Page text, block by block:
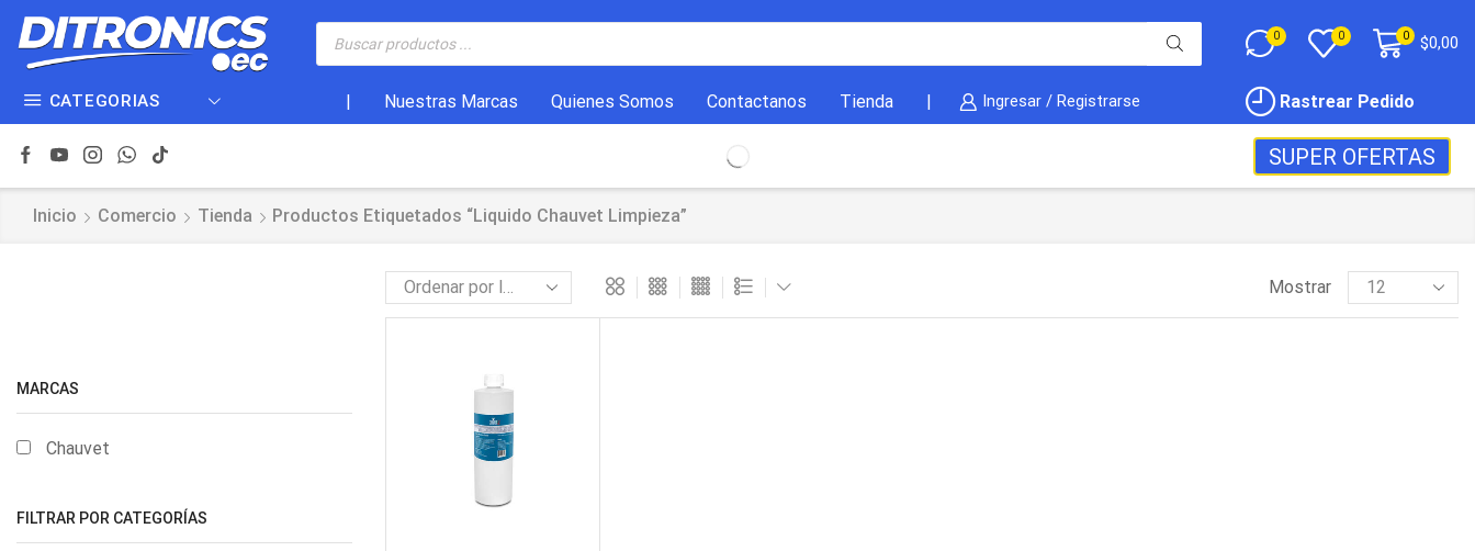
0 0 0 $0,00
CATEGORIAS Nuestras Marcas Quienes Somos Contactanos Tienda Ingresar / Registrarse Rastrear Pedido
SUPER OFERTAS
Inicio Comercio Tienda Productos Etiquetados “liquido Chauvet Limpieza”
Mostrar
MARCAS
Chauvet
FILTRAR POR CATEGORÍAS